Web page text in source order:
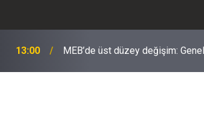
13:00 MEB’de üst düzey değişim: